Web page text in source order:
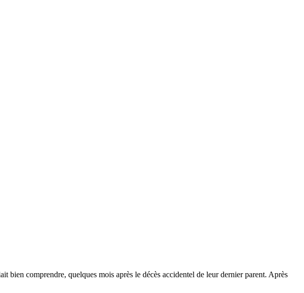
bien comprendre, quelques mois après le décès accidentel de leur dernier parent. Après